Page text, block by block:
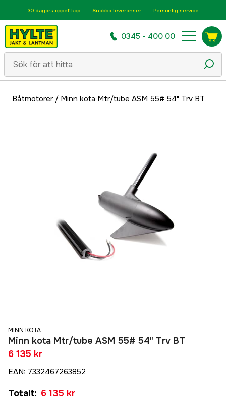
30 dagars öppet köp Snabba leveranser Personlig service
0345 - 400 00
Båtmotorer/ Minn kota Mtr/tube ASM 55# 54" Trv BT
MINN KOTA
Minn kota Mtr/tube ASM 55# 54" Trv BT
6 135 kr
EAN: 7332467263852
Totalt: 6 135 kr